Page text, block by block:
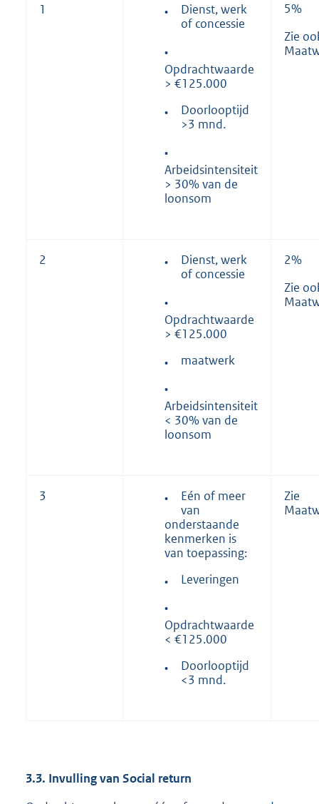
1 •
Dienst, werk
of concessie
•
Opdrachtwaarde
> €125.000
•
Doorlooptijd
>3 mnd.
•
Arbeidsintensiteit
> 30% van de
loonsom
5%
Zie
2 •
Dienst, werk
of concessie
•
Opdrachtwaarde
> €125.000
•
maatwerk
•
Arbeidsintensiteit
< 30% van de
loonsom
2%
Zie
3 •
Eén of meer
van
onderstaande
kenmerken is
van toepassing:
•
Leveringen
•
Opdrachtwaarde
< €125.000
•
Doorlooptijd
<3 mnd.
Zie
3.3. Invulling van Social return